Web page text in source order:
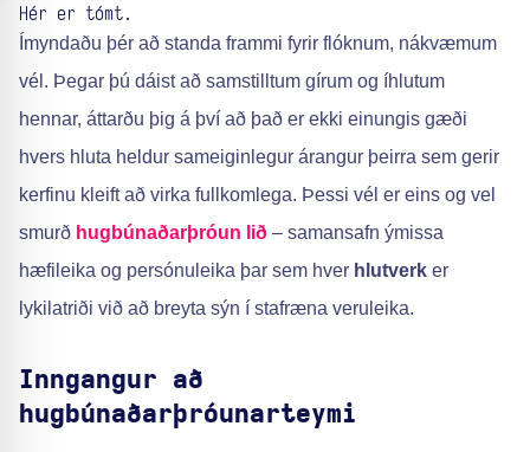
Hér er tómt.
Ímyndaðu þér að standa frammi fyrir flóknum, nákvæmum
vél. Þegar þú dáist að samstilltum gírum og íhlutum
hennar, áttarðu þig á því að það er ekki einungis gæði
hvers hluta heldur sameiginlegur árangur þeirra sem gerir
kerfinu kleift að virka fullkomlega. Þessi vél er eins og vel
smurð hugbúnaðarþróun lið – samansafn ýmissa
hæfileika og persónuleika þar sem hver hlutverk er
lykilatriði við að breyta sýn í stafræna veruleika.
Inngangur að
hugbúnaðarþróunarteymi